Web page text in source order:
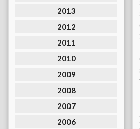
2013
2012
2011
2010
2009
2008
2007
2006